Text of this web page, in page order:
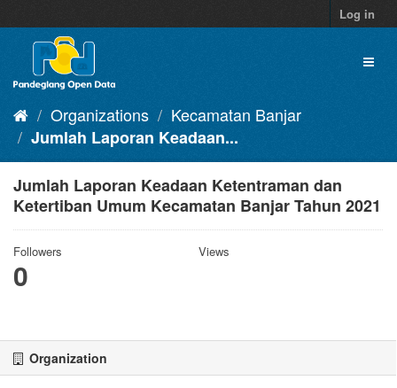
to
content
Log in
Organizations
Kecamatan Banjar
Jumlah Laporan Keadaan...
Jumlah Laporan Keadaan Ketentraman dan
Ketertiban Umum Kecamatan Banjar Tahun 2021
Followers
0
Views
Organization